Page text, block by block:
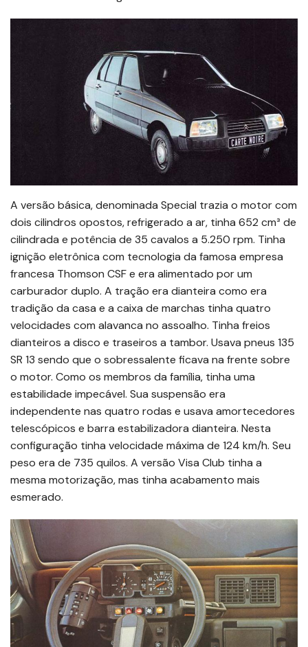
A versão básica, denominada Special trazia o motor com
dois cilindros opostos, refrigerado a ar, tinha 652 cm³ de
cilindrada e potência de 35 cavalos a 5.250 rpm. Tinha
ignição eletrônica com tecnologia da famosa empresa
francesa Thomson CSF e era alimentado por um
carburador duplo. A tração era dianteira como era
tradição da casa e a caixa de marchas tinha quatro
velocidades com alavanca no assoalho. Tinha freios
dianteiros a disco e traseiros a tambor. Usava pneus 135
SR 13 sendo que o sobressalente ficava na frente sobre
o motor. Como os membros da família, tinha uma
estabilidade impecável. Sua suspensão era
independente nas quatro rodas e usava amortecedores
telescópicos e barra estabilizadora dianteira. Nesta
configuração tinha velocidade máxima de 124 km/h. Seu
peso era de 735 quilos. A versão Visa Club tinha a
mesma motorização, mas tinha acabamento mais
esmerado.